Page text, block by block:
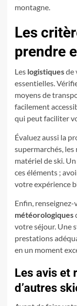
montagne.
Les
prendre
Les logistiquesde
essentielles.
moyens de
facilement
qui peut faciliter
Évaluez aussi la
supermarchés,
matériel de ski.
ces éléments ;
votre expérience
Enfin, renseignez-
météorologiques
votre séjour. Une
prestations
en un moment
Les avis et
d’autres